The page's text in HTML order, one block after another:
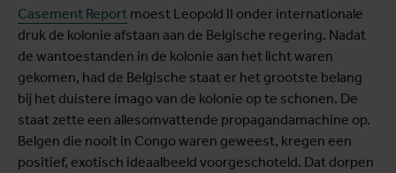
Casement Report moest Leopold II onder internationale
druk de kolonie afstaan aan de Belgische regering. Nadat
de wantoestanden in de kolonie aan het licht waren
gekomen, had de Belgische staat er het grootste belang
bij het duistere imago van de kolonie op te schonen. De
staat zette een allesomvattende propagandamachine op.
Belgen die nooit in Congo waren geweest, kregen een
positief, exotisch ideaalbeeld voorgeschoteld. Dat dorpen